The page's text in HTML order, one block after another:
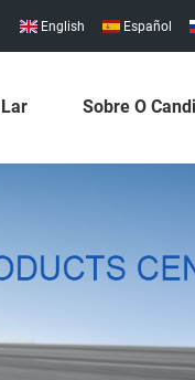
English Español
Lar Sobre O